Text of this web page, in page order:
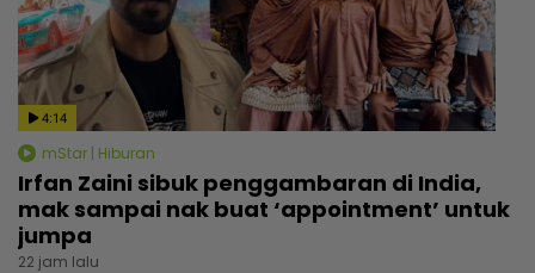
4:14
mStar | Hiburan
Irfan Zaini sibuk penggambaran di India,
mak sampai nak buat ‘appointment’ untuk
jumpa
22 jam lalu